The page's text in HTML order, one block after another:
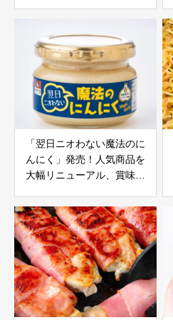
「翌日ニオわない魔法のに
んにく」発売！人気商品を
大幅リニューアル、賞味期